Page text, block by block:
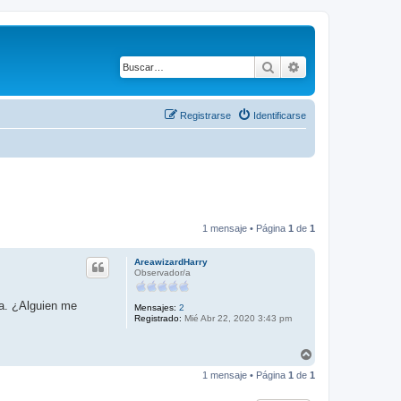
Buscar
Identificarse
Registrarse
1 mensaje • Página 1 de 1
AreawizardHarry
Observador/a
Mensajes: 2
Registrado: Mié Abr 22, 2020 3:43 pm
¿Alguien me
r
1 mensaje • Página 1 de 1